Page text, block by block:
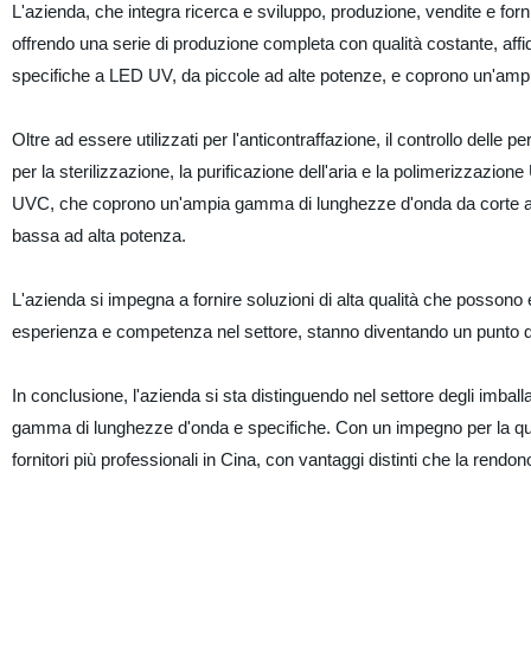
L'azienda, che integra ricerca e sviluppo, produzione, vendite e
offrendo una serie di produzione completa con qualità costante,
specifiche a LED UV, da piccole ad alte potenze, e coprono
Oltre ad essere utilizzati per l'anticontraffazione, il controllo delle
per la sterilizzazione, la purificazione dell'aria e la
UVC, che coprono un'ampia gamma di lunghezze d'onda da
bassa ad alta potenza.
L'azienda si impegna a fornire soluzioni di alta qualità che
esperienza e competenza nel settore, stanno diventando un
In conclusione, l'azienda si sta distinguendo nel settore degli
gamma di lunghezze d'onda e specifiche. Con un impegno per la
fornitori più professionali in Cina, con vantaggi distinti che la